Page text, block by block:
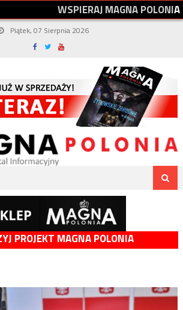
WSPIERAJMAGNAPOLONIA
Piątek, 07 Sierpnia 2026
PROJEKT MAGNA POLONIA